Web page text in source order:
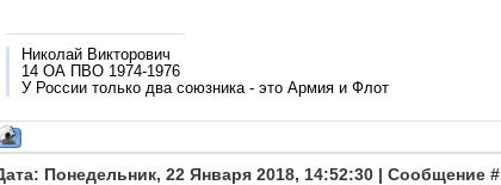
Николай Викторович
14 ОА ПВО 1974-1976
У России только два союзника - это Армия и Флот
Понедельник, 22 Января 2018, 14:52:30 | Сообщение #